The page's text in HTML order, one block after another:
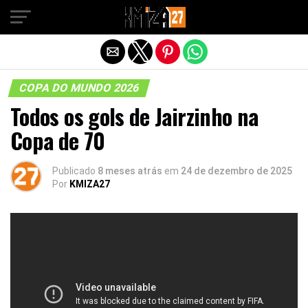
COPA DO MUNDO 2026
Todos os gols de Jairzinho na
Copa de 70
Publicado 8 meses atrás em 24 de dezembro de 2025
Por KMIZA27
Sair da versão mobile